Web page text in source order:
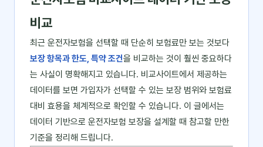
비교
최근 운전자보험을 선택할 때 단순히 보험료만 보는 것보다
보장 항목과 한도, 특약 조건을 비교하는 것이 훨씬 중요하다
는 사실이 명확해지고 있습니다. 비교사이트에서 제공하는
데이터를 보면 가입자가 선택할 수 있는 보장 범위와 보험료
대비 효용을 체계적으로 확인할 수 있습니다. 이 글에서는
데이터 기반으로 운전자보험 보장을 설계할 때 참고할 만한
기준을 정리해 드립니다.